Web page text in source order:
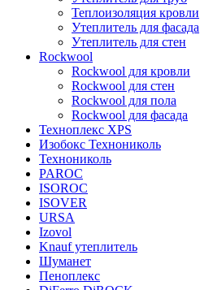
Теплоизоляция кровли
Утеплитель для фасада
Утеплитель для стен
Rockwool
Rockwool для кровли
Rockwool для стен
Rockwool для пола
Rockwool для фасада
Техноплекс XPS
Изобокс Технониколь
Технониколь
PAROC
ISOROC
ISOVER
URSA
Izovol
Knauf утеплитель
Шуманет
Пеноплекс